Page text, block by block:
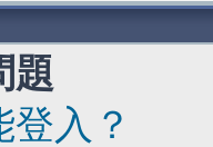
題
入？